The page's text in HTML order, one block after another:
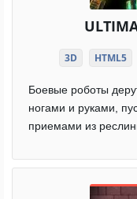
3D HTML5
Боевые роботы
ногами и руками,
приемами из